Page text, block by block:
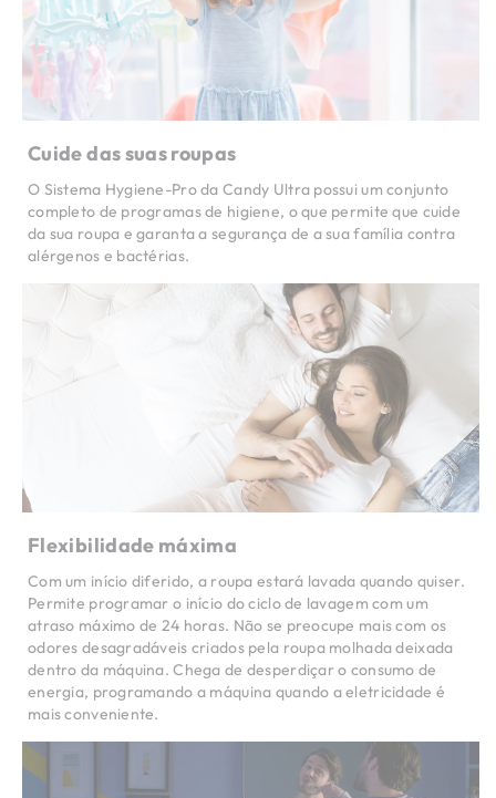
Cuide das suas roupas
O Sistema Hygiene-Pro da Candy Ultra possui um conjunto
completo de programas de higiene, o que permite que cuide
da sua roupa e garanta a segurança de a sua família contra
alérgenos e bactérias.
Flexibilidade máxima
Com um início diferido, a roupa estará lavada quando quiser.
Permite programar o início do ciclo de lavagem com um
atraso máximo de 24 horas. Não se preocupe mais com os
odores desagradáveis ​​criados pela roupa molhada deixada
dentro da máquina. Chega de desperdiçar o consumo de
energia, programando a máquina quando a eletricidade é
mais conveniente.